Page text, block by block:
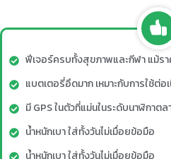
ฟีเจอร์ครบทั้งสุขภาพและกีฬา แม้รา
แบตเตอรี่อึดมาก เหมาะกับการใช้ต่อ
มี GPS ในตัวที่แม่นในระดับนาฬิกาต
น้ำหนักเบา ใส่ทั้งวันไม่เมื่อยข้อมือ
น้ำหนักเบา ใส่ทั้งวันไม่เมื่อยข้อมือ